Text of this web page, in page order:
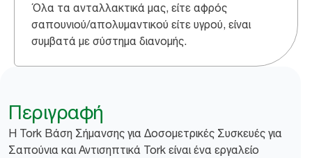
Όλα τα ανταλλακτικά μας, είτε αφρός
σαπουνιού/απολυμαντικού είτε υγρού, είναι
συμβατά με σύστημα διανομής.
Περιγραφή
Η Tork Βάση Σήμανσης για Δοσομετρικές Συσκευές για
Σαπούνια και Αντισηπτικά Tork είναι ένα εργαλείο